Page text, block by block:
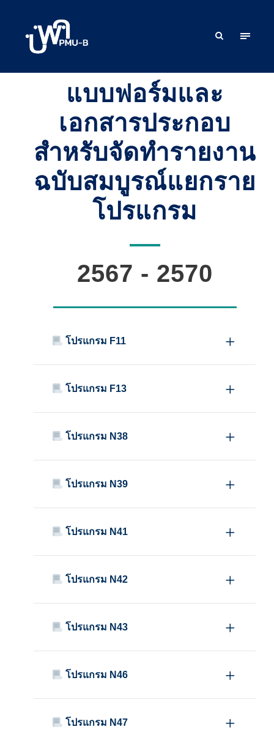
แบบฟอร์มและ
เอกสารประกอบ
สำหรับจัดทำรายงาน
ฉบับสมบูรณ์แยกราย
โปรแกรม
2567 - 2570
โปรแกรม F11
โปรแกรม F13
โปรแกรม N38
โปรแกรม N39
โปรแกรม N41
โปรแกรม N42
โปรแกรม N43
โปรแกรม N46
โปรแกรม N47